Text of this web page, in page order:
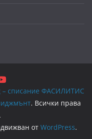
– списание ФАСИЛИТИС
. Всички права
от WordPress.